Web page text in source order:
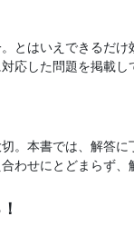
とはいえできるだ
応した問題を掲載し
。本書では、解答
わせにとどまらず